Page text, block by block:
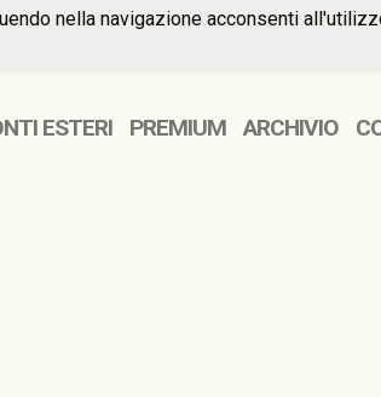
HOME
ESTERI PREMIUM ARCHIVIO
nella navigazione acconsenti